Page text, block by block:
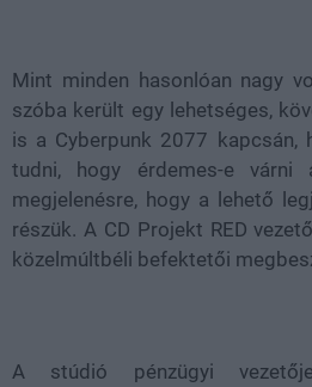
Mint minden hasonlóan nagy
szóba került egy lehetséges,
is a Cyberpunk 2077 kapcsán,
tudni, hogy érdemes-e
megjelenésre, hogy a lehető
részük. A CD Projekt RED
közelmúltbéli befektetői
A stúdió pénzügyi